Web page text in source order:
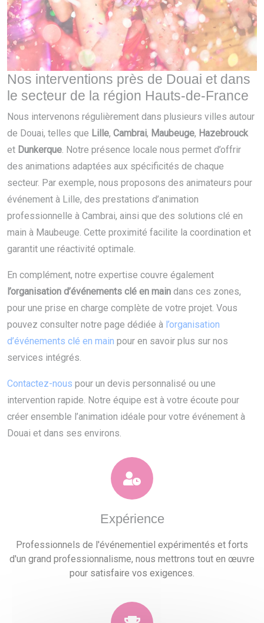
Nos interventions près de Douai et dans
le secteur de la région Hauts-de-France
Nous intervenons régulièrement dans plusieurs villes autour
de Douai, telles que Lille, Cambrai, Maubeuge, Hazebrouck
et Dunkerque. Notre présence locale nous permet d’offrir
des animations adaptées aux spécificités de chaque
secteur. Par exemple, nous proposons des animateurs pour
événement à Lille, des prestations d’animation
professionnelle à Cambrai, ainsi que des solutions clé en
main à Maubeuge. Cette proximité facilite la coordination et
garantit une réactivité optimale.
En complément, notre expertise couvre également
l’organisation d’événements clé en main dans ces zones,
pour une prise en charge complète de votre projet. Vous
pouvez consulter notre page dédiée à l’organisation
d’événements clé en main pour en savoir plus sur nos
services intégrés.
Contactez-nous pour un devis personnalisé ou une
intervention rapide. Notre équipe est à votre écoute pour
créer ensemble l’animation idéale pour votre événement à
Douai et dans ses environs.
Expérience
Professionnels de l'événementiel expérimentés et forts
d'un grand professionnalisme, nous mettrons tout en œuvre
pour satisfaire vos exigences.